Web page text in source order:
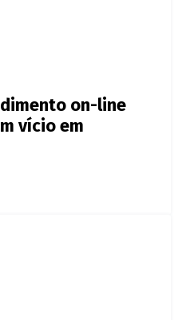
on-line
vício em